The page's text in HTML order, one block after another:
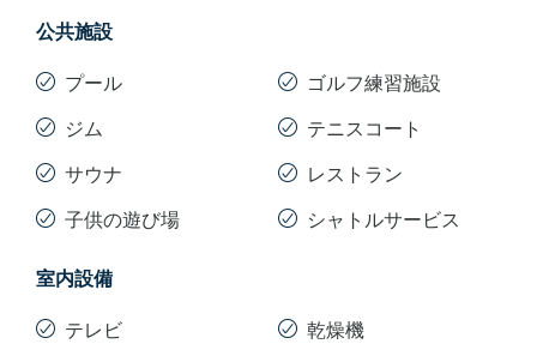
公共施設
プール
ジム
サウナ
子供の遊び場
ゴルフ練習施設
テニスコート
レストラン
シャトルサービス
室内設備
テレビ 乾燥機